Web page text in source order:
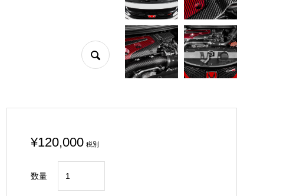
¥120,000 税別
数量